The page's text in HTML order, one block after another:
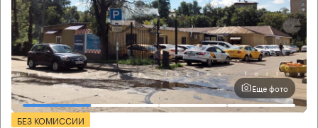
Еще фото
БЕЗ КОМИССИИ